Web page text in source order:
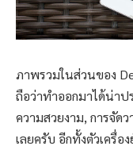
ภาพรวมในส่วนของ
ถือว่าทำออกมาได้น่าป
ความสวยงาม, การจัด
เลยครับ อีกทั้งตัวเครื่อ